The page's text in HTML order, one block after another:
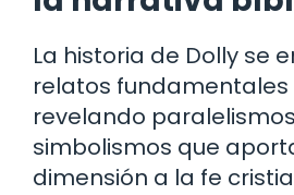
La historia de Dolly se
relatos fundamentales
revelando
simbolismos que
dimensión a la fe